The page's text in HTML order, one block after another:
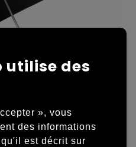
portables
utilise des
», vous
des informations
est décrit sur